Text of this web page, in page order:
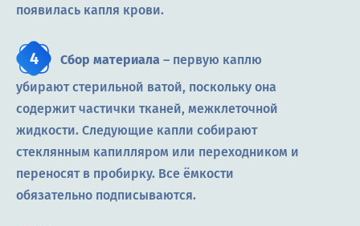
появилась капля крови.
Сбор материала – первую каплю
убирают стерильной ватой, поскольку она
содержит частички тканей, межклеточной
жидкости. Следующие капли собирают
стеклянным капилляром или переходником и
переносят в пробирку. Все ёмкости
обязательно подписываются.